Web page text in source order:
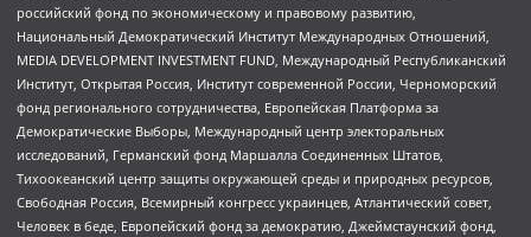
российский фонд по экономическому и правовому развитию,
Национальный Демократический Институт Международных Отношений,
MEDIA DEVELOPMENT INVESTMENT FUND, Международный Республиканский
Институт, Открытая Россия, Институт современной России, Черноморский
фонд регионального сотрудничества, Европейская Платформа за
Демократические Выборы, Международный центр электоральных
исследований, Германский фонд Маршалла Соединенных Штатов,
Тихоокеанский центр защиты окружающей среды и природных ресурсов,
Свободная Россия, Всемирный конгресс украинцев, Атлантический совет,
Человек в беде, Европейский фонд за демократию, Джеймстаунский фонд,